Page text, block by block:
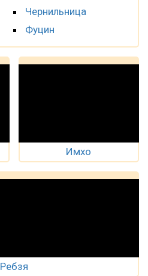
Чернильница
Фуцин
Имхо
Ребзя